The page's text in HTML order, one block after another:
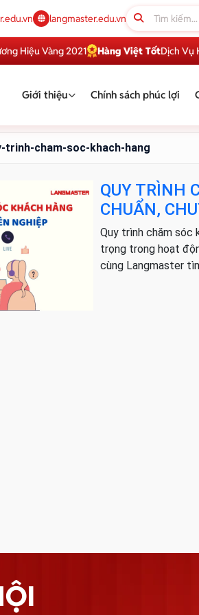
langmaster.edu.vn
Hiệu Vàng 2021 Hàng Việt Tốt Dịch Vụ
Giới thiệu Chính sách phúc lợi
trinh-cham-soc-khach-hang
QUY TRÌNH
CHUẨN,
Quy trình chăm sóc
trọng trong hoạt
cùng Langmaster